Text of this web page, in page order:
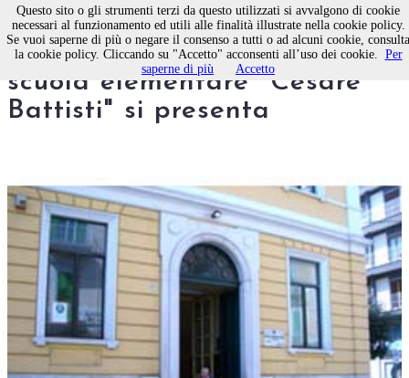
Molfetta. Open Day: la
scuola elementare "Cesare
Battisti" si presenta
Questo sito o gli strumenti terzi da questo utilizzati si avvalgono di cookie
necessari al funzionamento ed utili alle finalità illustrate nella cookie policy.
Se vuoi saperne di più o negare il consenso a tutti o ad alcuni cookie, consulta
la cookie policy. Cliccando su "Accetto" acconsenti all’uso dei cookie. Per
saperne di più
Accetto